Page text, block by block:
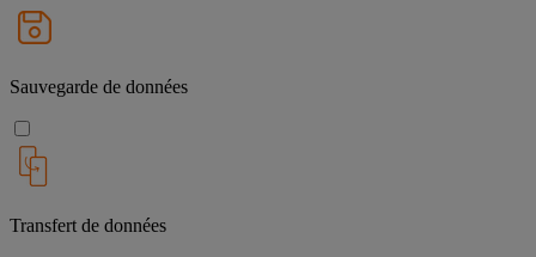
Sauvegarde de données
Transfert de données